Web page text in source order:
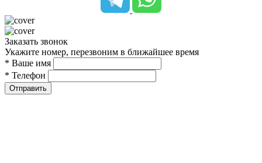
Заказать звонок
Укажите номер, перезвоним в ближайшее время
* Ваше имя
* Телефон
Отправить